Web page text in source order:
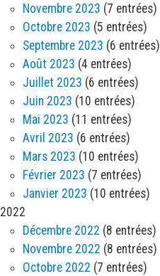
Novembre 2023 (7 entrées)
Octobre 2023 (5 entrées)
Septembre 2023 (6 entrées)
Août 2023 (4 entrées)
Juillet 2023 (6 entrées)
Juin 2023 (10 entrées)
Mai 2023 (11 entrées)
Avril 2023 (6 entrées)
Mars 2023 (10 entrées)
Février 2023 (7 entrées)
Janvier 2023 (10 entrées)
2022
Décembre 2022 (8 entrées)
Novembre 2022 (8 entrées)
Octobre 2022 (7 entrées)